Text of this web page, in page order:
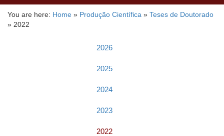
You are here: Home » Produção Científica » Teses de Doutorado
» 2022
2026
2025
2024
2023
2022